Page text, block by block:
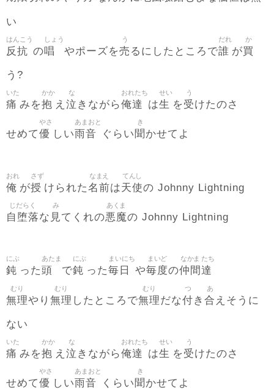
い
反抗
はんこう
の唱
しょう
やポーズを売
う
るにしたところで誰
だれ
が買
か
う?
痛
いた
みを抱
かか
え 泣
な
きながら俺達
おれたち
は生
せい
を受
う
けたのさ
せめて優
やさ
しい雨音
あまおと
ぐらい 聞
き
かせてよ
俺
おれ
が授
さず
けられた名前
なまえ
は天使
てんし
の Johnny Lightning
自堕落
じだらく
な 見
み
てくれの悪魔
あくま
の Johnny Lightning
鈍
にぶ
った頭
あたま
で鈍
にぶ
った毎日
まいにち
や毎度
まいど
の仲間
なかま
達
たち
無理
むり
やり 無理
むり
したところで無理
むり
だな付
つ
き 合
あ
えそうに
ない
痛
いた
みを抱
かか
え 泣
な
きながら俺達
おれたち
は生
せい
を受
う
けたのさ
せめて優
やさ
しい雨音
あまおと
くらい 聞
き
かせてよ